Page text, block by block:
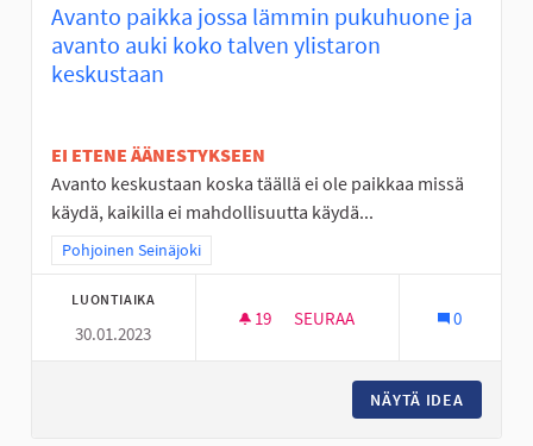
Avanto paikka jossa lämmin pukuhuone ja
avanto auki koko talven ylistaron
keskustaan
EI ETENE ÄÄNESTYKSEEN
Avanto keskustaan koska täällä ei ole paikkaa missä
käydä, kaikilla ei mahdollisuutta käydä...
Rajaa tulokset teeman mukaan: Pohjoinen Seinäjoki
Pohjoinen Seinäjoki
LUONTIAIKA
30.01.2023
19 19 SEURAAJAA
SEURAA 0
NÄYTÄ IDEA